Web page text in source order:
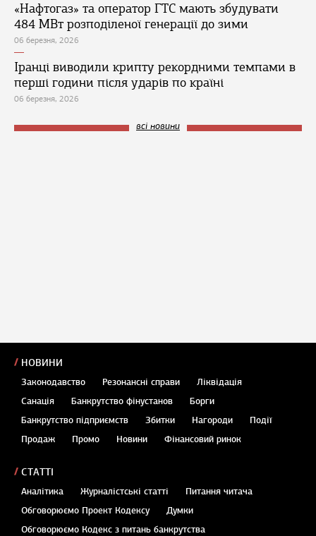
«Нафтогаз» та оператор ГТС мають збудувати
484 МВт розподіленої генерації до зими
06 березня, 2026
Іранці виводили крипту рекордними темпами в
перші години після ударів по країні
06 березня, 2026
всі новини
НОВИНИ
Законодавство Резонансні справи
Ліквідація
Санація
Банкрутство фінустанов
Борги
Банкрутство підприємств
Збитки Нагороди
Події
Продаж
Промо Новини Фінансовий ринок
СТАТТІ
Аналітика Журналістські статті
Питання читача
Обговорюємо Проект Кодексу
Думки
Обговорюємо Кодекс з питань банкрутства